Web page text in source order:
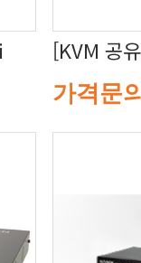
[KVM 공
가격문